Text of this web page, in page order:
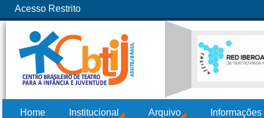
Acesso Restrito
Home Institucional Arquivo